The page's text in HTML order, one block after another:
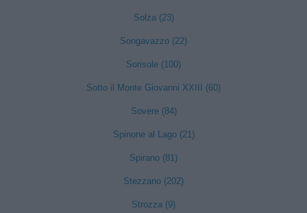
Solza (23)
Songavazzo (22)
Sorisole (100)
Sotto il Monte Giovanni XXIII (60)
Sovere (84)
Spinone al Lago (21)
Spirano (81)
Stezzano (202)
Strozza (9)